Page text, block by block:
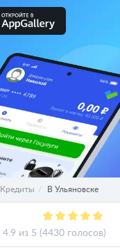
Кредиты В Ульяновске
4.9 из 5 (4430 голосов)